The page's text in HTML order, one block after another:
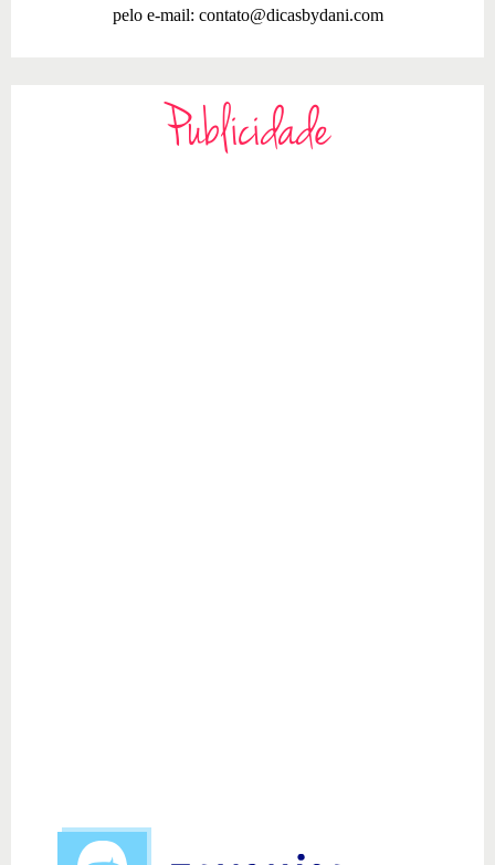
pelo e-mail: contato@dicasbydani.com
Publicidade